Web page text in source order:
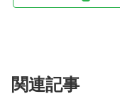
関連記事